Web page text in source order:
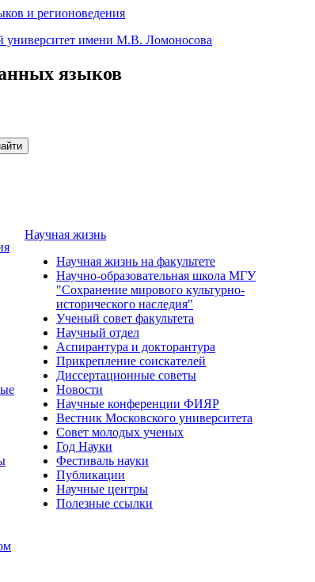
университет имени М.В. Ломоносова
языков
Научная жизнь
Научная жизнь на факультете
Научно-образовательная школа МГУ
"Сохранение мирового культурно-
исторического наследия"
Ученый совет факультета
Научный отдел
Аспирантура и докторантура
Прикрепление соискателей
Диссертационные советы
Новости
Научные конференции ФИЯР
Вестник Московского университета
Совет молодых ученых
Год Науки
Фестиваль науки
Публикации
Научные центры
Полезные ссылки